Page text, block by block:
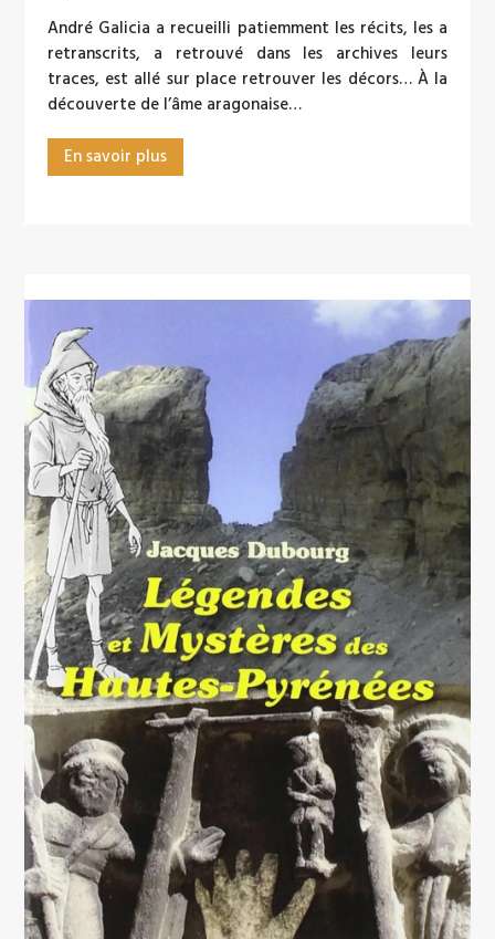
André Galicia a recueilli patiemment les récits, les a
retranscrits, a retrouvé dans les archives leurs
traces, est allé sur place retrouver les décors… À la
découverte de l’âme aragonaise…
En savoir plus